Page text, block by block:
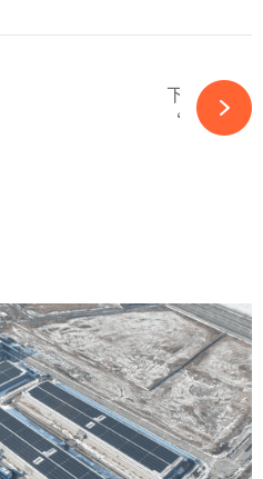
下一篇
“光二代”高海纯接班，天合光能尚待走出低谷-ky体育APP官网下载